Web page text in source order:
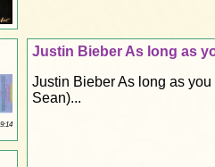
Justin Bieber As long as
Justin Bieber As long as you
Sean)...